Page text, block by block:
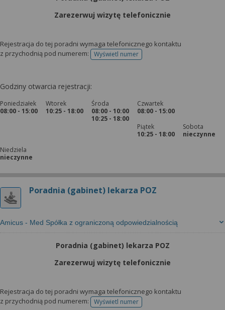
Zarezerwuj wizytę telefonicznie
Rejestracja do tej poradni wymaga telefonicznego kontaktu
z przychodnią pod numerem:
Wyświetl numertelefonu do rejestracji
Godziny otwarcia rejestracji:
Poniedziałek
08:00 - 15:00
Wtorek
10:25 - 18:00
Środa
08:00 - 10:00
10:25 - 18:00
Czwartek
08:00 - 15:00
Piątek
10:25 - 18:00
Sobota
nieczynne
Niedziela
nieczynne
Poradnia (gabinet) lekarza POZ
Amicus - Med Spółka z ograniczoną odpowiedzialnością
Poradnia (gabinet) lekarza POZ
Zarezerwuj wizytę telefonicznie
Rejestracja do tej poradni wymaga telefonicznego kontaktu
z przychodnią pod numerem:
Wyświetl numertelefonu do rejestracji